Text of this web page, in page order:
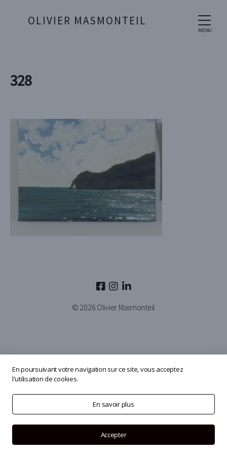
MENU
OLIVIER MASMONTEIL
328
© 2026 Olivier Masmonteil
En poursuivant votre navigation sur ce site, vous acceptez
l'utilisation de cookies.
En savoir plus
Accepter